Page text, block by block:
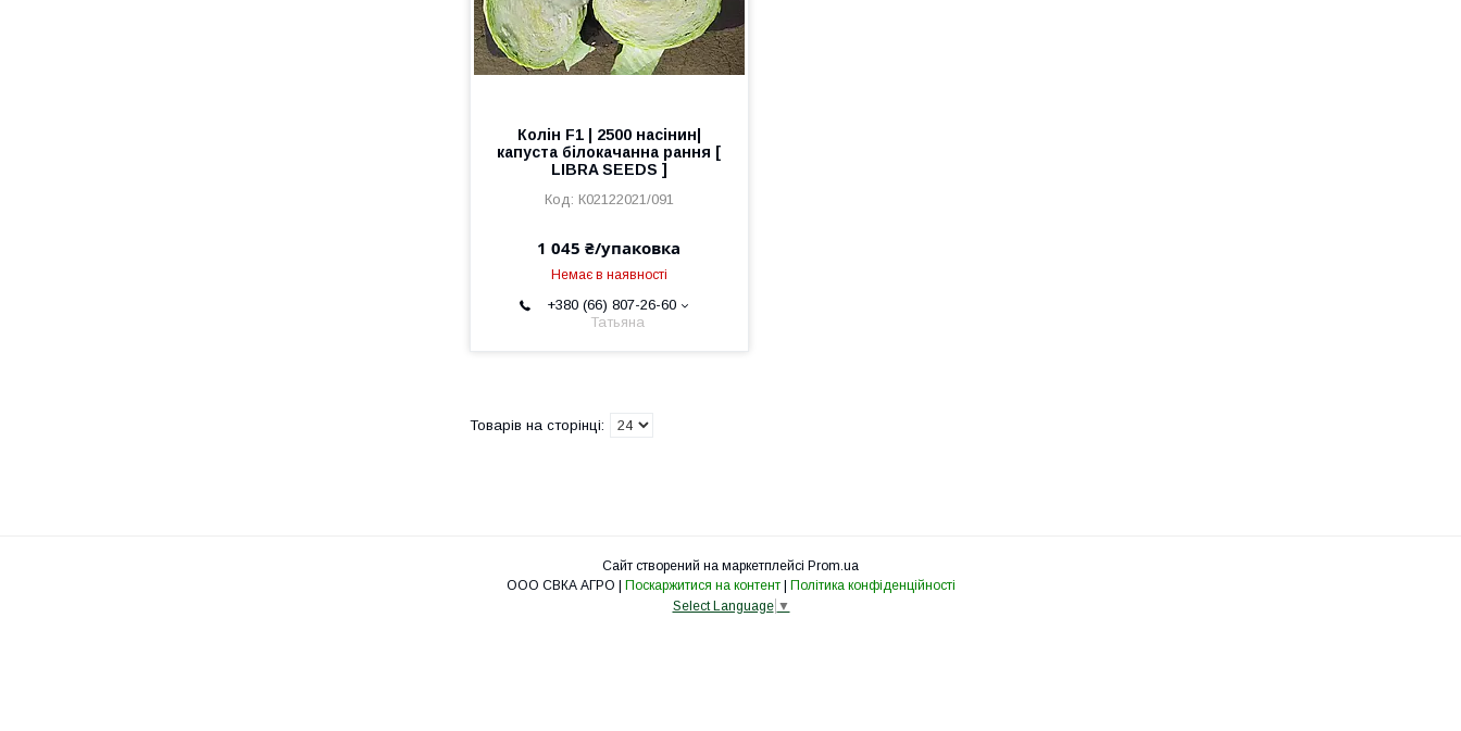
Колін F1 | 2500 насінин|
капуста білокачанна рання [
LIBRA SEEDS ]
К02122021/091
1 045 ₴/упаковка
Немає в наявності
+380 (66) 807-26-60
Татьяна
Сайт створений на маркетплейсі Prom.ua
Поскаржитися на контент
Політика конфіденційності
Select Language ▼